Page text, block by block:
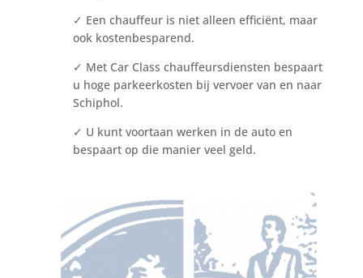
✓ Een chauffeur is niet alleen efficiënt, maar
ook kostenbesparend.
✓ Met Car Class chauffeursdiensten bespaart
u hoge parkeerkosten bij vervoer van en naar
Schiphol.
✓ U kunt voortaan werken in de auto en
bespaart op die manier veel geld.